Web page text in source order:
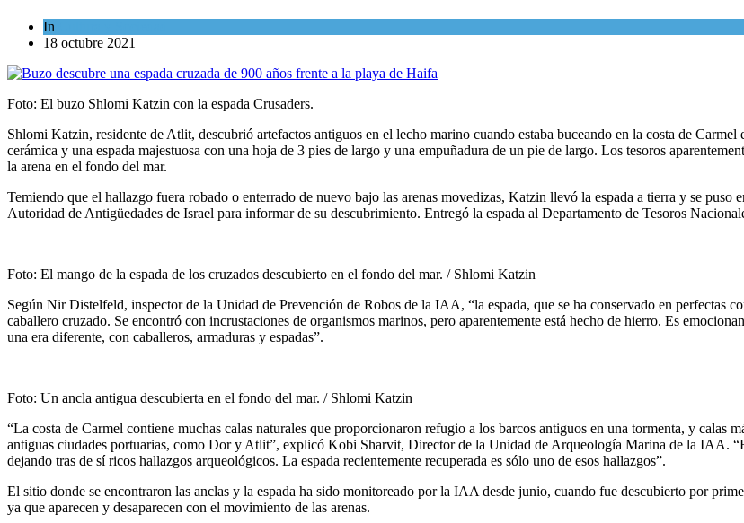
In
18 octubre 2021
Foto: El buzo Shlomi Katzin con la espada Crusaders.
Shlomi Katzin, residente de Atlit, descubrió artefactos antiguos en el lecho marino cuando estaba buceando en la costa de
cerámica y una espada majestuosa con una hoja de 3 pies de largo y una empuñadura de un pie de largo. Los tesoros
la arena en el fondo del mar.
Temiendo que el hallazgo fuera robado o enterrado de nuevo bajo las arenas movedizas, Katzin llevó la espada a tierra y se
Autoridad de Antigüedades de Israel para informar de su descubrimiento. Entregó la espada al Departamento de Tesoros
Foto: El mango de la espada de los cruzados descubierto en el fondo del mar. / Shlomi Katzin
Según Nir Distelfeld, inspector de la Unidad de Prevención de Robos de la IAA, “la espada, que se ha conservado en perfectas
caballero cruzado. Se encontró con incrustaciones de organismos marinos, pero aparentemente está hecho de hierro. Es
una era diferente, con caballeros, armaduras y espadas”.
Foto: Un ancla antigua descubierta en el fondo del mar. / Shlomi Katzin
“La costa de Carmel contiene muchas calas naturales que proporcionaron refugio a los barcos antiguos en una tormenta, y calas
antiguas ciudades portuarias, como Dor y Atlit”, explicó Kobi Sharvit, Director de la Unidad de Arqueología Marina de la IAA.
dejando tras de sí ricos hallazgos arqueológicos. La espada recientemente recuperada es sólo uno de esos hallazgos”.
El sitio donde se encontraron las anclas y la espada ha sido monitoreado por la IAA desde junio, cuando fue descubierto por
ya que aparecen y desaparecen con el movimiento de las arenas.